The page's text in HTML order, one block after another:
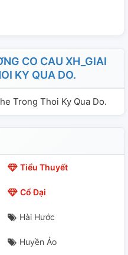
CO CAU XH_GIAI
KY QUA DO.
Trong Thoi Ky Qua Do.
Tiểu Thuyết
Cổ Đại
Hài Hước
Huyền Ảo